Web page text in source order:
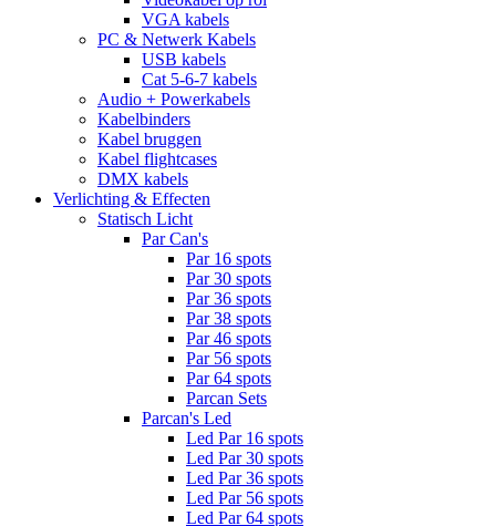
VGA kabels
PC & Netwerk Kabels
USB kabels
Cat 5-6-7 kabels
Audio + Powerkabels
Kabelbinders
Kabel bruggen
Kabel flightcases
DMX kabels
Verlichting & Effecten
Statisch Licht
Par Can's
Par 16 spots
Par 30 spots
Par 36 spots
Par 38 spots
Par 46 spots
Par 56 spots
Par 64 spots
Parcan Sets
Parcan's Led
Led Par 16 spots
Led Par 30 spots
Led Par 36 spots
Led Par 56 spots
Led Par 64 spots